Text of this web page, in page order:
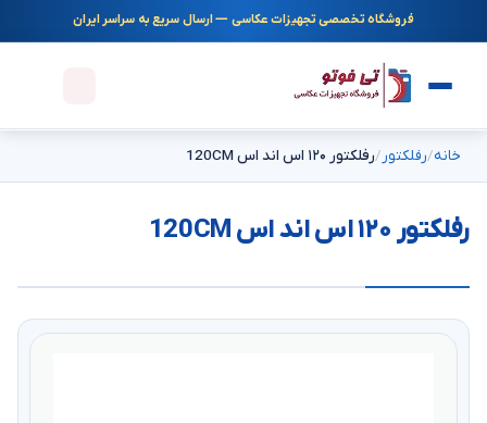
فروشگاه تخصصی تجهیزات عکاسی — ارسال سریع به سراسر ایران
خانه رفلکتور رفلکتور ۱۲۰ اس اند اس 120CM
رفلکتور ۱۲۰ اس اند اس 120CM